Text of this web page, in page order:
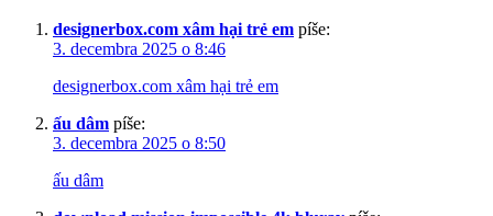
designerbox.com xâm hại trẻ em píše:
3. decembra 2025 o 8:46
designerbox.com xâm hại trẻ em
ấu dâm píše:
3. decembra 2025 o 8:50
ấu dâm